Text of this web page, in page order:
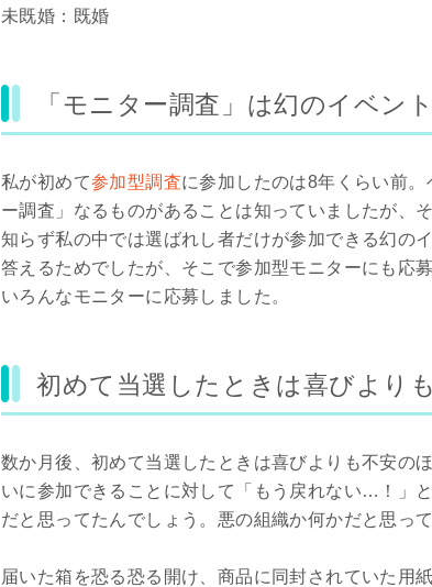
未既婚：既婚
「モニター調査」は幻のイベン
私が初めて参加型調査に参加したのは8年くらい前
ー調査」なるものがあることは知っていましたが、
知らず私の中では選ばれし者だけが参加できる幻の
答えるためでしたが、そこで参加型モニターにも応
いろんなモニターに応募しました。
初めて当選したときは喜びより
数か月後、初めて当選したときは喜びよりも不安の
いに参加できることに対して「もう戻れない…！」
だと思ってたんでしょう。悪の組織か何かだと思っ
届いた箱を恐る恐る開け、商品に同封されていた用